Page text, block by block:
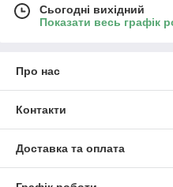
Сьогодні вихідний
Показати весь графік
Про нас
Контакти
Доставка та оплата